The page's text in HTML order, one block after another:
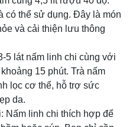
có thể sử dụng. Đây là món
và cải thiện lưu thông
5 lát nấm linh chi cùng với
15 phút. Trà nấm
lọc cơ thể, hỗ trợ sức
da.
Nấm linh chi thích hợp để